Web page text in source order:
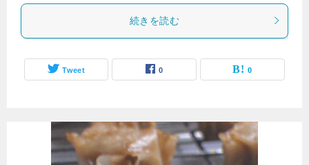
続きを読む
Tweet 0 0